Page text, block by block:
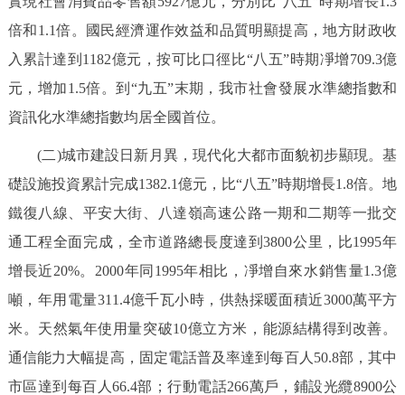
倍和1.1倍。國民經濟運作效益和品質明顯提高，地方財政收
入累計達到1182億元，按可比口徑比“八五”時期凈增709.3億
元，增加1.5倍。到“九五”末期，我市社會發展水準總指數和
資訊化水準總指數均居全國首位。
(二)城市建設日新月異，現代化大都市面貌初步顯現。基
礎設施投資累計完成1382.1億元，比“八五”時期增長1.8倍。地
鐵復八線、平安大街、八達嶺高速公路一期和二期等一批交
通工程全面完成，全市道路總長度達到3800公里，比1995年
增長近20%。2000年同1995年相比，凈增自來水銷售量1.3億
噸，年用電量311.4億千瓦小時，供熱採暖面積近3000萬平方
米。天然氣年使用量突破10億立方米，能源結構得到改善。
通信能力大幅提高，固定電話普及率達到每百人50.8部，其中
市區達到每百人66.4部；行動電話266萬戶，鋪設光纜8900公